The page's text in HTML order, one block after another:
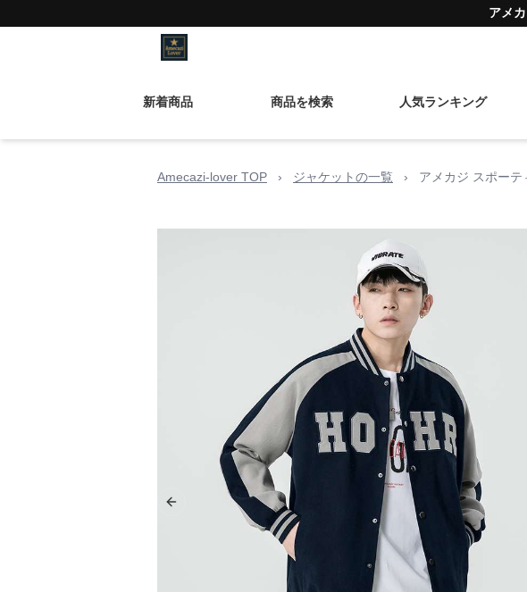
アメ
新着商品 商品を検索 人気ランキング
Amecazi-lover TOP › ジャケットの一覧 › アメカジ スポーテ
Previous slide